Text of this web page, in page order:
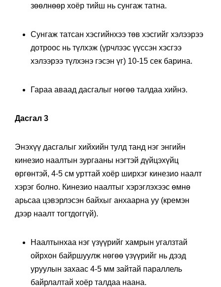
зөөлнөөр хоёр тийш нь сунгаж татна.
Сунгаж татсан хэсгийнхээ төв хэсгийг хэлээрээ
дотроос нь түлхэж (үрчлээс үүссэн хэсгээ
хэлээрээ түлхэнэ гэсэн үг) 10-15 сек барина.
Гараа аваад дасгалыг нөгөө талдаа хийнэ.
Дасгал 3
Энэхүү дасгалыг хийхийн тулд танд нэг энгийн
кинезио наалтын зургааны нэгтэй дүйцэхүйц
өргөнтэй, 4-5 см урттай хоёр ширхэг кинезио наалт
хэрэг болно. Кинезио наалтыг хэрэглэхээс өмнө
арьсаа цэвэрлэсэн байхыг анхаарна уу (кремэн
дээр наалт тогтдоггүй).
Наалтынхаа нэг үзүүрийг хамрын угалзтай
ойрхон байршуулж нөгөө үзүүрийг нь дээд
уруулын захаас 4-5 мм зайтай параллель
байрлалтай хоёр талдаа наана.